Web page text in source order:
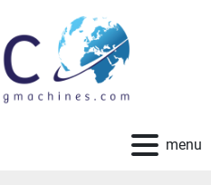
menu